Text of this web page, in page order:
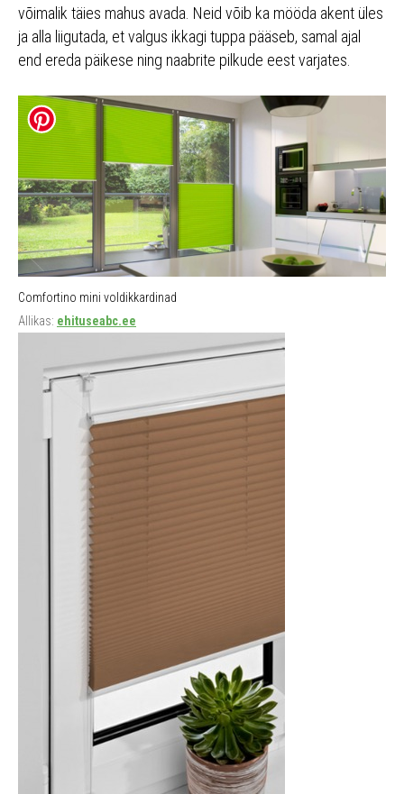
võimalik täies mahus avada. Neid võib ka mööda akent üles
ja alla liigutada, et valgus ikkagi tuppa pääseb, samal ajal
end ereda päikese ning naabrite pilkude eest varjates.
Comfortino mini voldikkardinad
Allikas: ehituseabc.ee